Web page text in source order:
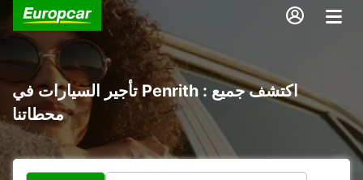
تأجير السيارات في Penrith : اكتشف جميع
محطاتنا